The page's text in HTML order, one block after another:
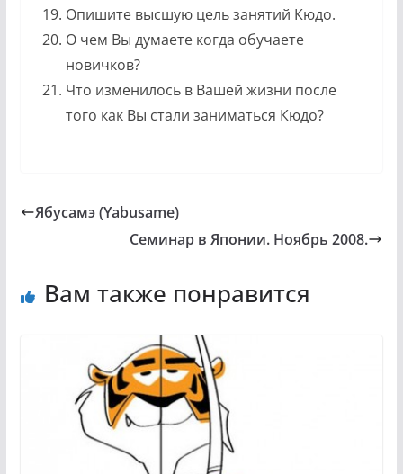
Опишите высшую цель занятий Кюдо.
О чем Вы думаете когда обучаете
новичков?
Что изменилось в Вашей жизни после
того как Вы стали заниматься Кюдо?
Ябусамэ (Yabusame)
Семинар в Японии. Ноябрь 2008.
Вам также понравится